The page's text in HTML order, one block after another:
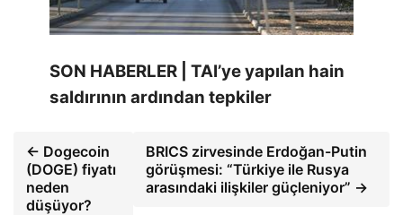
SON HABERLER | TAI’ye yapılan hain
saldırının ardından tepkiler
← Dogecoin
(DOGE) fiyatı
neden
düşüyor?
BRICS zirvesinde Erdoğan-Putin
görüşmesi: “Türkiye ile Rusya
arasındaki ilişkiler güçleniyor” →